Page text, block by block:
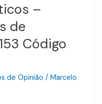
–
de
Código
de Opinião / Marcelo